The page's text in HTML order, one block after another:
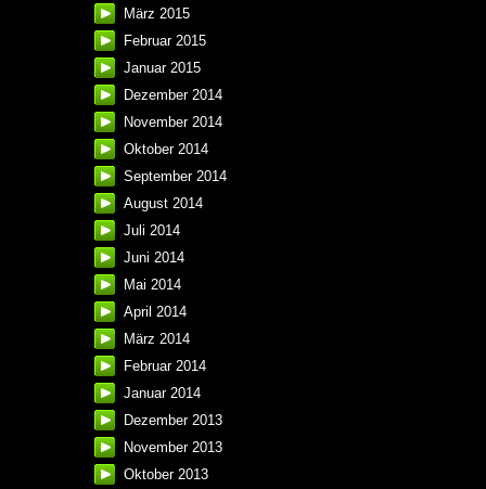
März 2015
Februar 2015
Januar 2015
Dezember 2014
November 2014
Oktober 2014
September 2014
August 2014
Juli 2014
Juni 2014
Mai 2014
April 2014
März 2014
Februar 2014
Januar 2014
Dezember 2013
November 2013
Oktober 2013